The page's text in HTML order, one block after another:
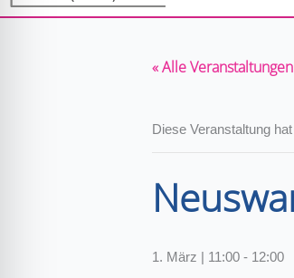
« Alle Veranstaltungen
Diese Veranstaltung
1. März | 11:00 - 12:00